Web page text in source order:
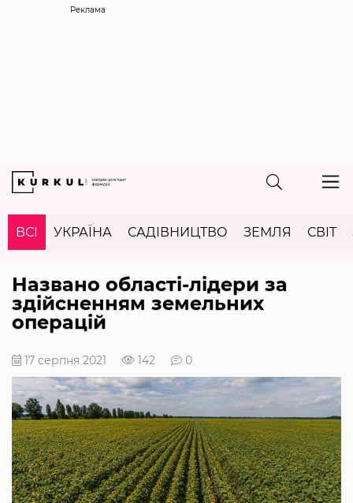
Реклама
ВСІ УКРАЇНА САДІВНИЦТВО ЗЕМЛЯ СВІТ
Названо області-лідери за
здійсненням земельних
операцій
17 серпня 2021 142 0